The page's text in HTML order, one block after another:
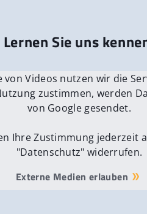
Lernen Sie uns
von Videos nutzen wir die
zustimmen, werden
von Google gesendet.
Ihre Zustimmung jederzeit
"Datenschutz" widerrufen.
Externe Medien erlauben